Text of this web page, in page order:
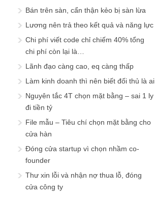
Bán trên sàn, cẩn thận kẻo bị sàn lừa
Lương nên trả theo kết quả và năng lực
Chi phí viết code chỉ chiếm 40% tổng
chi phí còn lại là…
Lãnh đạo càng cao, eq càng thấp
Làm kinh doanh thì nên biết đối thủ là ai
Nguyên tắc 4T chọn mặt bằng – sai 1 ly
đi tiền tỷ
File mẫu – Tiêu chí chọn mặt bằng cho
cửa hàn
Đóng cửa startup vì chọn nhầm co-
founder
Thư xin lỗi và nhận nợ thua lỗ, đóng
cửa công ty